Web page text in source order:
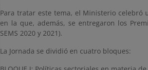
Para tratar este tema, el Ministerio
en la que, además, se entregaron los
SEMS 2020 y 2021).
La Jornada se dividió en cuatro bloques: